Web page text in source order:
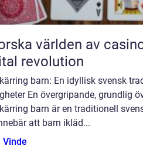
världen av
revolution
barn: En idyllisk svensk
En övergripande, grundlig
barn är en traditionell
att barn ikläd...
Vinde